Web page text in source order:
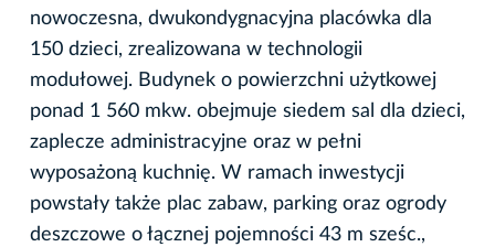
nowoczesna, dwukondygnacyjna placówka dla
150 dzieci, zrealizowana w technologii
modułowej. Budynek o powierzchni użytkowej
ponad 1 560 mkw. obejmuje siedem sal dla dzieci,
zaplecze administracyjne oraz w pełni
wyposażoną kuchnię. W ramach inwestycji
powstały także plac zabaw, parking oraz ogrody
deszczowe o łącznej pojemności 43 m sześc.,